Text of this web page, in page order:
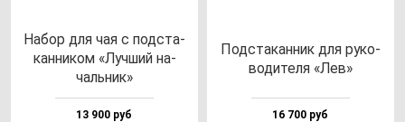
Набор для чая с под­ста­
кан­ни­ком «Луч­ший на­
чаль­ник»
13 900 руб
Под­ста­кан­ник для ру­ко­
во­ди­те­ля «Лев»
16 700 руб